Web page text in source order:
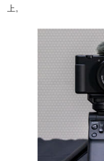
上。